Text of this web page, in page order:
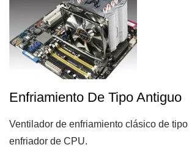
Enfriamiento De Tipo Antiguo
Ventilador de enfriamiento clásico de
enfriador de CPU.